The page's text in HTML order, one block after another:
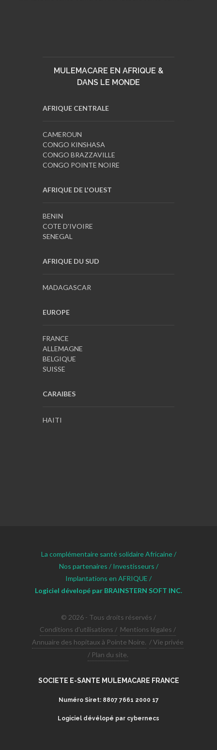
MULEMACARE EN AFRIQUE &
DANS LE MONDE
AFRIQUE CENTRALE
CAMEROUN
CONGO KINSHASA
CONGO BRAZZAVILLE
CONGO POINTE NOIRE
AFRIQUE DE L'OUEST
BENIN
COTE D'IVOIRE
SENEGAL
AFRIQUE DU SUD
MADAGASCAR
EUROPE
FRANCE
ALLEMAGNE
BELGIQUE
SUISSE
CARAIBES
HAITI
La complémentaire santé solidaire Africaine /
Nos partenaires / Investisseurs /
Implantations en AFRIQUE /
Logiciel dévelopé par BRAINSTERN SOFT INC.
© 2026 - Tous droits réservés /
Conditions d'utilisations / Mentions légales /
Annuaire des hopitaux à Pointe Noire. / Vie privée
/ Plan du site.
SOCIETE E-SANTE MULEMACARE FRANCE
Numéro Siret: 8807 7661 2000 17
Logiciel dévélopé par cybernecs